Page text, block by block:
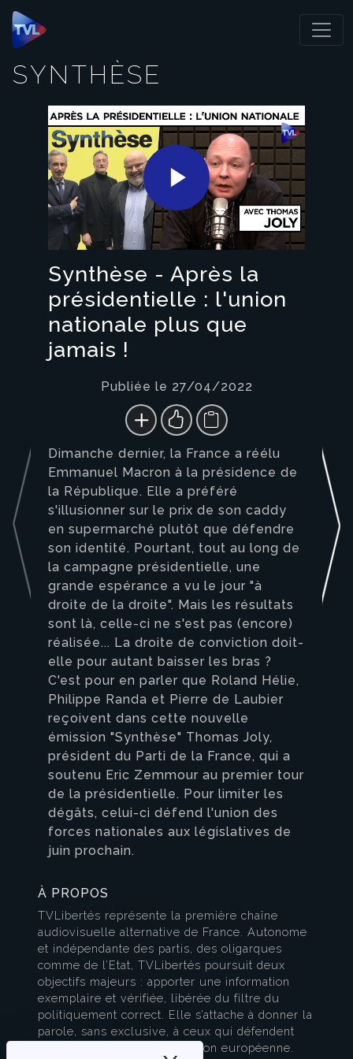
Panneau de gestion des cookies
SYNTHÈSE
Play
Video
Synthèse - Après la
présidentielle : l'union
nationale plus que
jamais !
Publiée le 27/04/2022
Dimanche dernier, la France a réélu
Emmanuel Macron à la présidence de
la République. Elle a préféré
s'illusionner sur le prix de son caddy
en supermarché plutôt que défendre
son identité. Pourtant, tout au long de
la campagne présidentielle, une
grande espérance a vu le jour "à
droite de la droite". Mais les résultats
sont là, celle-ci ne s'est pas (encore)
réalisée... La droite de conviction doit-
elle pour autant baisser les bras ?
C'est pour en parler que Roland Hélie,
Philippe Randa et Pierre de Laubier
reçoivent dans cette nouvelle
émission "Synthèse" Thomas Joly,
président du Parti de la France, qui a
soutenu Eric Zemmour au premier tour
de la présidentielle. Pour limiter les
dégâts, celui-ci défend l'union des
forces nationales aux législatives de
juin prochain.
À PROPOS
TVLibertés représente la première chaîne
audiovisuelle alternative de France. Autonome
et indépendante des partis, des oligarques
comme de l’Etat, TVLibertés poursuit deux
objectifs majeurs : apporter une information
exemplaire et vérifiée, libérée du filtre du
politiquement correct. Elle s’attache à donner la
parole, sans exclusive, à ceux qui défendent
l’esprit français et la civilisation européenne.